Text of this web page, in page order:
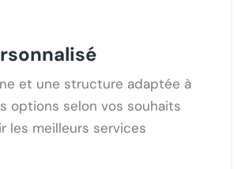
et une structure adaptée à
options selon vos souhaits
les meilleurs services